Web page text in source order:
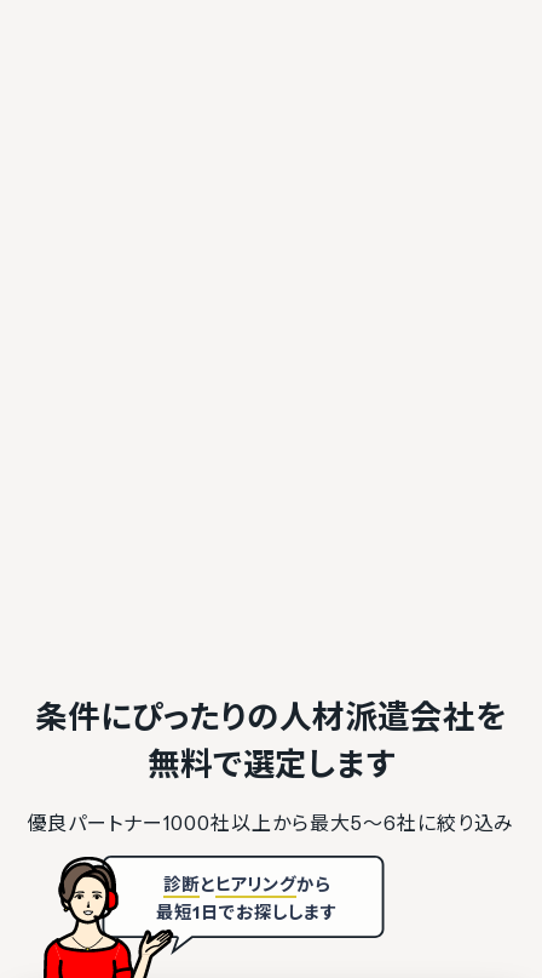
条件にぴったりの人材派遣会社を
無料で選定します
優良パートナー1000社以上から最大5〜6社に絞り込み
診断とヒアリングから
最短1日でお探しします